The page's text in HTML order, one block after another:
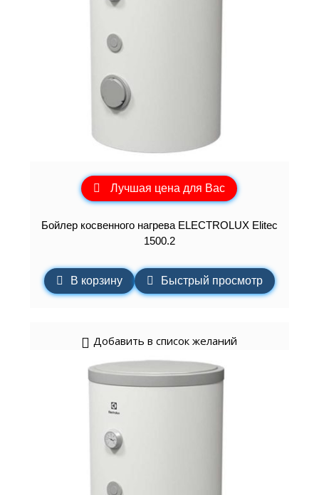
Лучшая цена для Вас
Бойлер косвенного нагрева ELECTROLUX Elitec
1500.2
В корзину Быстрый просмотр
Добавить в список желаний